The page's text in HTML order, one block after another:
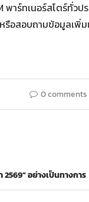
พาร์ทเนอร์สโตร์ทั่ว
รือสอบถามข้อมูลเพิ่
0 comments
อย่างเป็นทางการ